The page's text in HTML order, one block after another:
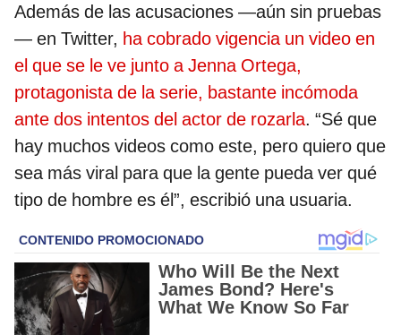
Además de las acusaciones —aún sin pruebas
— en Twitter, ha cobrado vigencia un video en
el que se le ve junto a Jenna Ortega,
protagonista de la serie, bastante incómoda
ante dos intentos del actor de rozarla. “Sé que
hay muchos videos como este, pero quiero que
sea más viral para que la gente pueda ver qué
tipo de hombre es él”, escribió una usuaria.